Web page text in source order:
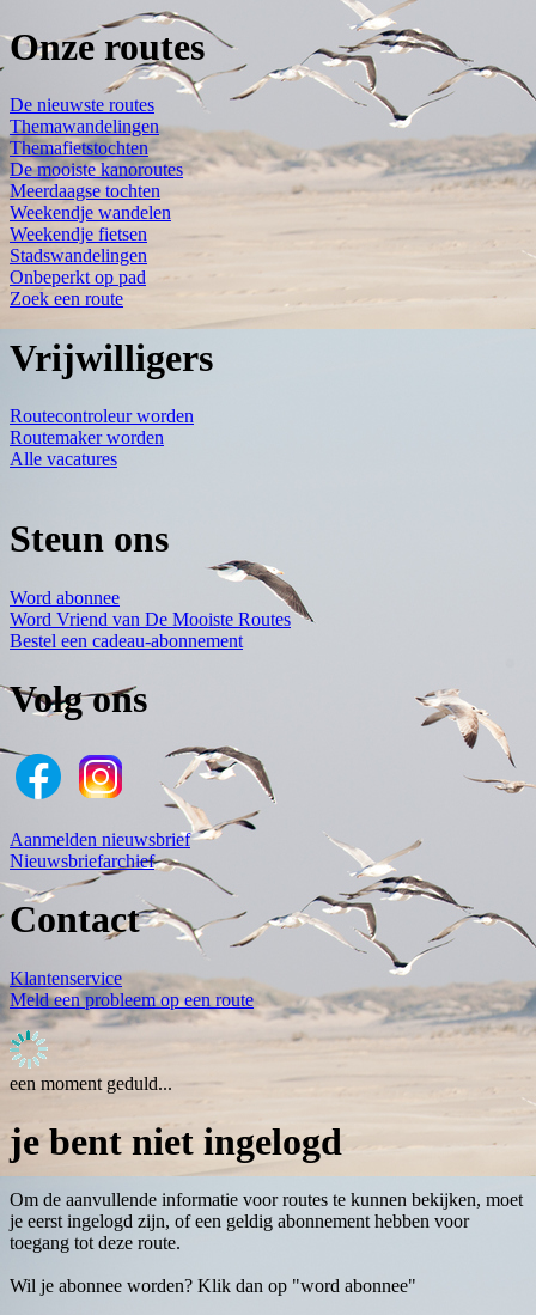
Onze routes
De nieuwste routes
Themawandelingen
Themafietstochten
De mooiste kanoroutes
Meerdaagse tochten
Weekendje wandelen
Weekendje fietsen
Stadswandelingen
Onbeperkt op pad
Zoek een route
Vrijwilligers
Routecontroleur worden
Routemaker worden
Alle vacatures
Steun ons
Word abonnee
Word Vriend van De Mooiste Routes
Bestel een cadeau-abonnement
Volg ons
Aanmelden nieuwsbrief
Nieuwsbriefarchief
Contact
Klantenservice
Meld een probleem op een route
een moment geduld...
je bent niet ingelogd
Om de aanvullende informatie voor routes te kunnen bekijken, moet
je eerst ingelogd zijn, of een geldig abonnement hebben voor
toegang tot deze route.
Wil je abonnee worden? Klik dan op "word abonnee"